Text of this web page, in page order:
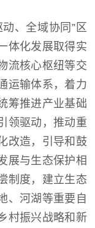
、全域协同 ”区
体化发展取得实
流核心枢纽等交
运输体系，着力
筹推进产业基础
领驱动，推动重
改造，引导和鼓
展与生态保护相
制度，建立生态
、河湖等重要自
村振兴战略和新